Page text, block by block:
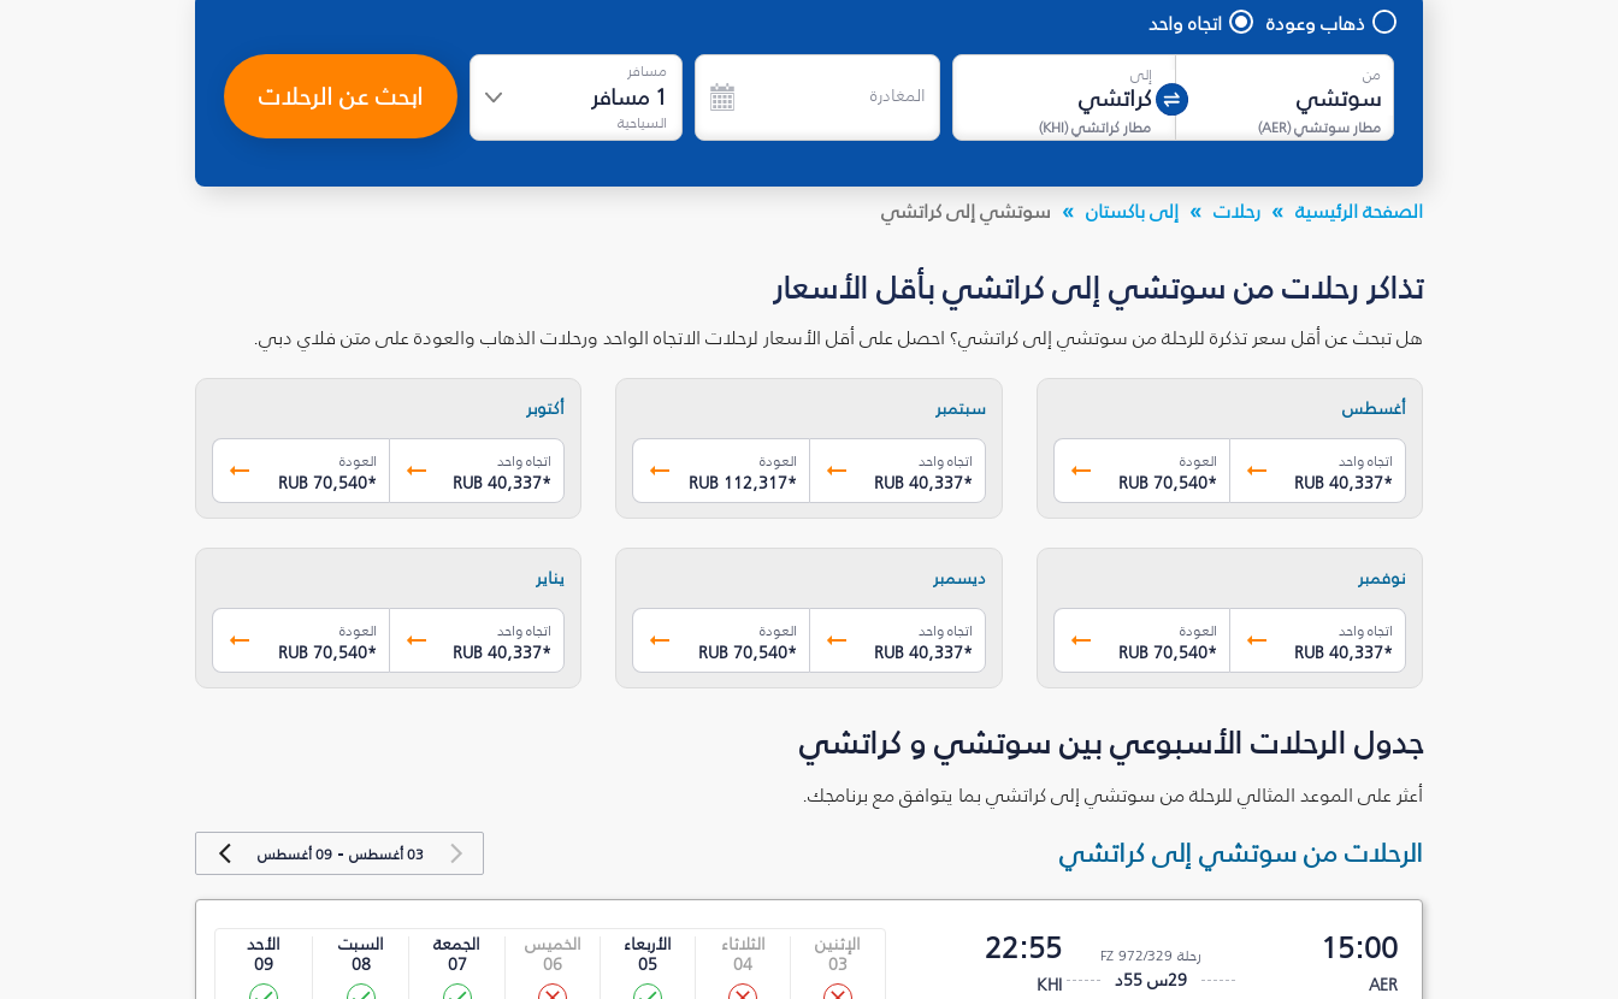
ذهاب وعودة اتجاه واحد
من
مطار سوتشي(
AER
)
إلى
مطار كراتشي(
KHI
)
المغادرة
مسافر
1 مسافر
السياحية
ابحث عن الرحلات
الصفحة الرئيسية رحلات إلى باكستان سوتشي إلى كراتشي
تذاكر رحلات من سوتشي إلى كراتشي بأقل الأسعار
هل تبحث عن أقل سعر تذكرة للرحلة من سوتشي إلى كراتشي؟ احصل على أقل الأسعار لرحلات الاتجاه الواحد ورحلات الذهاب والعودة على متن فلاي دبي.
أغسطس
اتجاه واحد
RUB 40,337*
العودة
RUB 70,540*
سبتمبر
اتجاه واحد
RUB 40,337*
العودة
RUB 112,317*
أكتوبر
اتجاه واحد
RUB 40,337*
العودة
RUB 70,540*
نوفمبر
اتجاه واحد
RUB 40,337*
العودة
RUB 70,540*
ديسمبر
اتجاه واحد
RUB 40,337*
العودة
RUB 70,540*
يناير
اتجاه واحد
RUB 40,337*
العودة
RUB 70,540*
جدول الرحلات الأسبوعي بين سوتشي و كراتشي
أعثر على الموعد المثالي للرحلة من سوتشي إلى كراتشي بما يتوافق مع برنامجك.
الرحلات من سوتشي إلى كراتشي 03 أغسطس -09 أغسطس
15:00
AER
رحلة FZ 972/329
29س 55د
22:55
KHI
الإثنين
03
الثلاثاء
04
الأربعاء
05
الخميس
06
الجمعة
07
السبت
08
الأحد
09